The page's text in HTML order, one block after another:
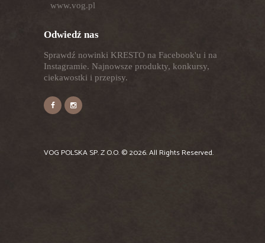
www.vog.pl
Odwiedź nas
Sprawdź nowinki KRESTO na Facebook'u i na
Instagramie. Najnowsze produkty, konkursy,
ciekawostki i przepisy.
VOG POLSKA SP. Z O.O.© 2026. All Rights Reserved.